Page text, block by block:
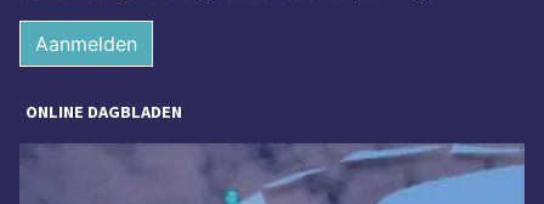
Aanmelden
ONLINE DAGBLADEN